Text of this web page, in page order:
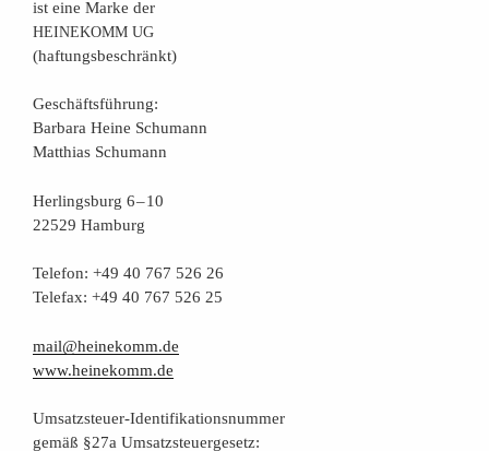
ist eine Mar­ke der
HEINEKOMM UG
(haf­tungs­be­schränkt)
Geschäfts­füh­rung:
Bar­ba­ra Hei­ne Schumann
Mat­thi­as Schumann
Her­lings­burg 6 – 10
22529 Hamburg
Tele­fon: +49 40 767 526 26
Tele­fax: +49 40 767 526 25
mail@heinekomm.de
www.heinekomm.de
Umsatz­steu­er-Iden­ti­fi­ka­ti­ons­num­mer
gemäß §27a Umsatzsteuergesetz: